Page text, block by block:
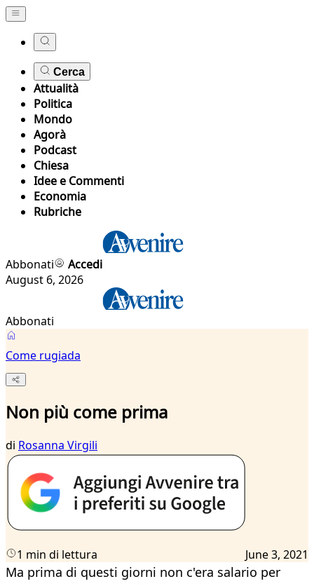
Cerca
Attualità
Politica
Mondo
Agorà
Podcast
Chiesa
Idee e Commenti
Economia
Rubriche
Abbonati
Accedi
August 6, 2026
Abbonati
Come rugiada
Non più come prima
di Rosanna Virgili
1 min di lettura June 3, 2021
Ma prima di questi giorni non c'era salario per